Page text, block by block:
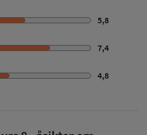
5,8
7,4
4,8